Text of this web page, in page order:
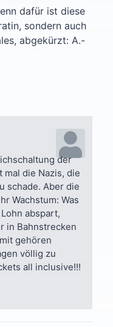
dafür ist diese
sondern auch
abgekürzt: A.-
der
mal die Nazis, die
schade. Aber die
Wachstum: Was
abspart,
in Bahnstrecken
gehören
völlig zu
all inclusive!!!